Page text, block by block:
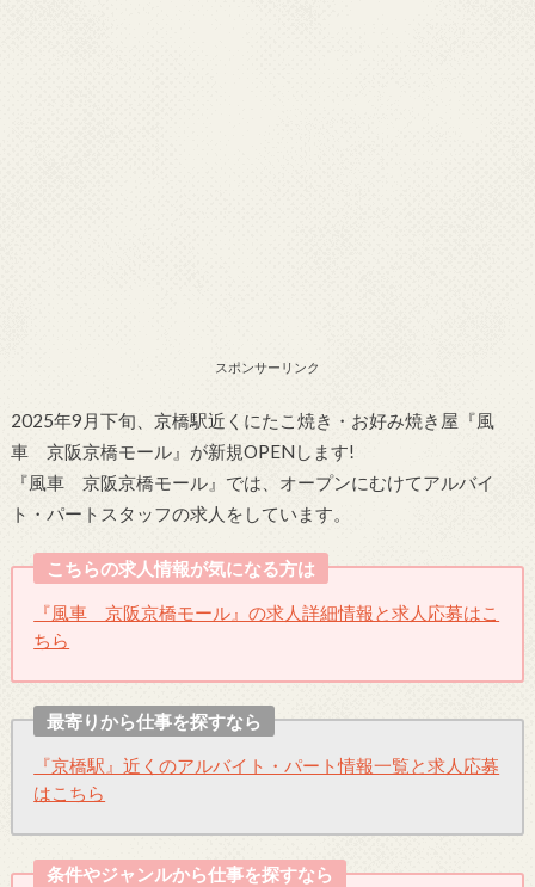
スポンサーリンク
2025年9月下旬、京橋駅近くにたこ焼き・お好み焼き屋『風
車 京阪京橋モール』が新規OPENします!
『風車 京阪京橋モール』では、オープンにむけてアルバイ
ト・パートスタッフの求人をしています。
こちらの求人情報が気になる方は
『風車 京阪京橋モール』の求人詳細情報と求人応募はこ
ちら
最寄りから仕事を探すなら
『京橋駅』近くのアルバイト・パート情報一覧と求人応募
はこちら
条件やジャンルから仕事を探すなら